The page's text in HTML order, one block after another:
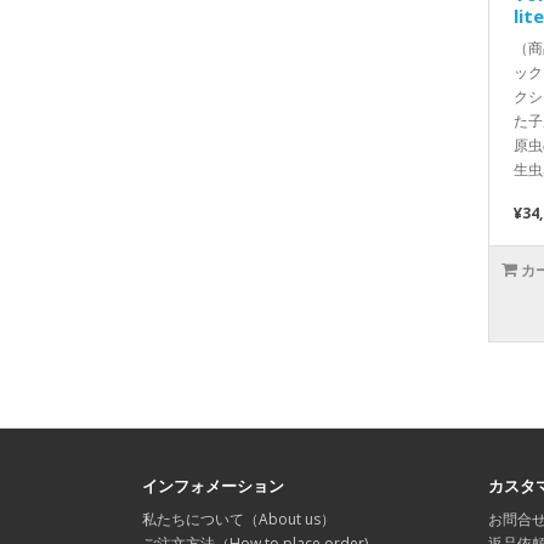
（
ッ
ク
た
原
生
カ
インフォメーション
私たちについて（About us）
カスタ
お問合